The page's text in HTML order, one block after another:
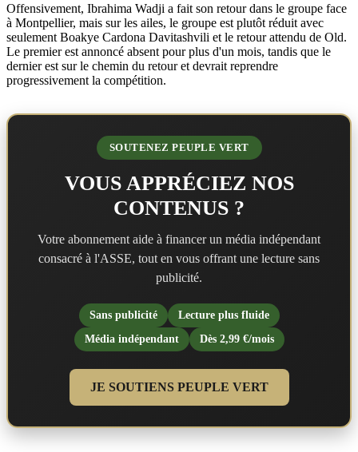
Offensivement, Ibrahima Wadji a fait son retour dans le groupe face
à Montpellier, mais sur les ailes, le groupe est plutôt réduit avec
seulement Boakye Cardona Davitashvili et le retour attendu de Old.
Le premier est annoncé absent pour plus d'un mois, tandis que le
dernier est sur le chemin du retour et devrait reprendre
progressivement la compétition.
SOUTENEZ PEUPLE VERT
VOUS APPRÉCIEZ NOS
CONTENUS ?
Votre abonnement aide à financer un média indépendant
consacré à l'ASSE, tout en vous offrant une lecture sans
publicité.
Sans publicité
Lecture plus fluide
Média indépendant
Dès 2,99 €/mois
JE SOUTIENS PEUPLE VERT